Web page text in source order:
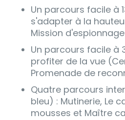
Un parcours facile à
s'adapter à la
Mission d'espionnage
Un parcours facile à
profiter de la vue
Promenade de
Quatre parcours
bleu) : Mutinerie, Le
mousses et Maître